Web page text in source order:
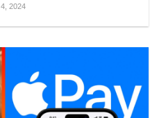
2024